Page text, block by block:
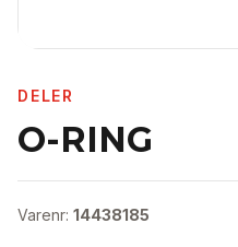
DELER
O-RING
Varenr: 14438185